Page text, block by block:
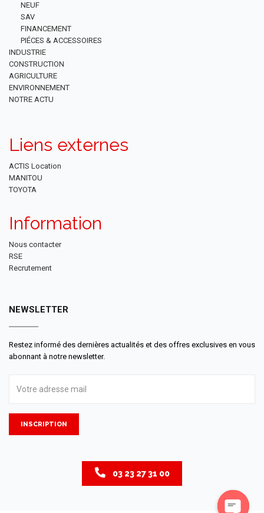
NEUF
SAV
FINANCEMENT
PIÉCES & ACCESSOIRES
INDUSTRIE
CONSTRUCTION
AGRICULTURE
ENVIRONNEMENT
NOTRE ACTU
Liens externes
ACTIS Location
MANITOU
TOYOTA
Information
Nous contacter
RSE
Recrutement
NEWSLETTER
Restez informé des dernières actualités et des offres exclusives en vous
abonnant à notre newsletter.
INSCRIPTION
03 23 27 31 00